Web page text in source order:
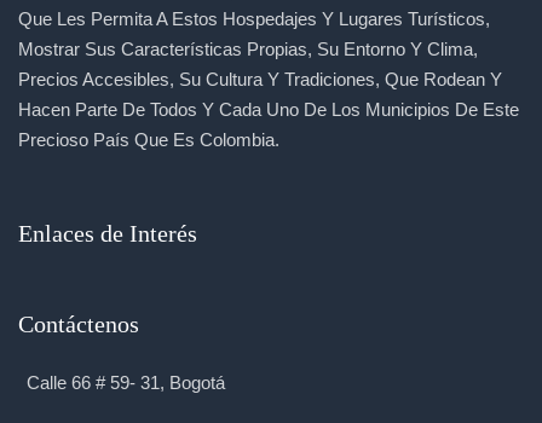
Que Les Permita A Estos Hospedajes Y Lugares Turísticos,
Mostrar Sus Características Propias, Su Entorno Y Clima,
Precios Accesibles, Su Cultura Y Tradiciones, Que Rodean Y
Hacen Parte De Todos Y Cada Uno De Los Municipios De Este
Precioso País Que Es Colombia.
Enlaces de Interés
Contáctenos
Calle 66 # 59- 31, Bogotá